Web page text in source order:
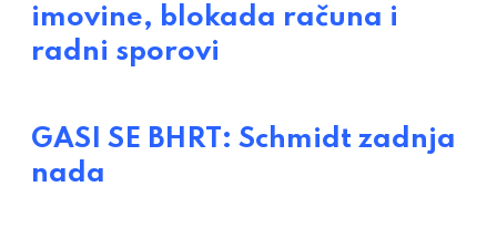
imovine, blokada računa i
radni sporovi
GASI SE BHRT: Schmidt zadnja
nada